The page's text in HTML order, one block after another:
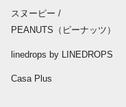
スヌーピー /
PEANUTS（ピーナッツ）
linedrops by LINEDROPS
Casa Plus